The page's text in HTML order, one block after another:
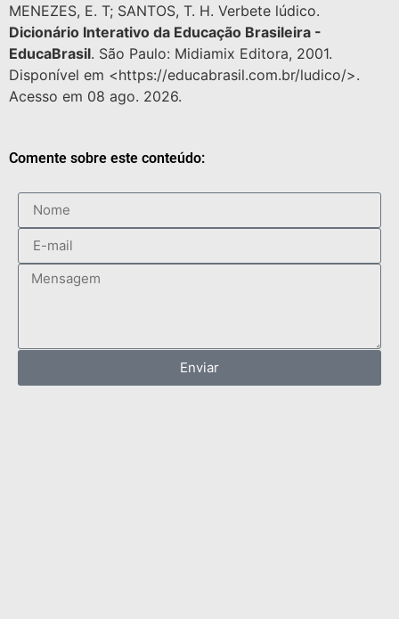
MENEZES, E. T; SANTOS, T. H. Verbete lúdico.
Dicionário Interativo da Educação Brasileira -
EducaBrasil. São Paulo: Midiamix Editora, 2001.
Disponível em <https://educabrasil.com.br/ludico/>.
Acesso em 08 ago. 2026.
Comente sobre este conteúdo:
Enviar